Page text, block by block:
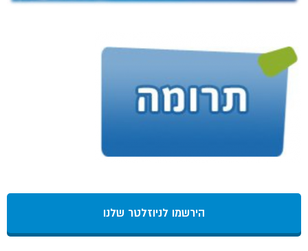
הירשמו לניוזלטר שלנו